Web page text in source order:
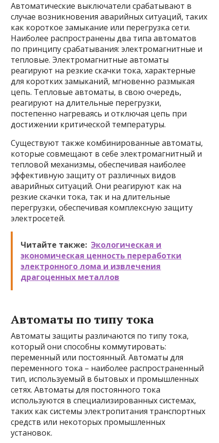
Автоматические выключатели срабатывают в
случае возникновения аварийных ситуаций, таких
как короткое замыкание или перегрузка сети.
Наиболее распространены два типа автоматов
по принципу срабатывания: электромагнитные и
тепловые. Электромагнитные автоматы
реагируют на резкие скачки тока, характерные
для коротких замыканий, мгновенно размыкая
цепь. Тепловые автоматы, в свою очередь,
реагируют на длительные перегрузки,
постепенно нагреваясь и отключая цепь при
достижении критической температуры.
Существуют также комбинированные автоматы,
которые совмещают в себе электромагнитный и
тепловой механизмы, обеспечивая наиболее
эффективную защиту от различных видов
аварийных ситуаций. Они реагируют как на
резкие скачки тока, так и на длительные
перегрузки, обеспечивая комплексную защиту
электросетей.
Читайте также: Экологическая и
экономическая ценность переработки
электронного лома и извлечения
драгоценных металлов
Автоматы по типу тока
Автоматы защиты различаются по типу тока,
который они способны коммутировать:
переменный или постоянный. Автоматы для
переменного тока – наиболее распространенный
тип, используемый в бытовых и промышленных
сетях. Автоматы для постоянного тока
используются в специализированных системах,
таких как системы электропитания транспортных
средств или некоторых промышленных
установок.